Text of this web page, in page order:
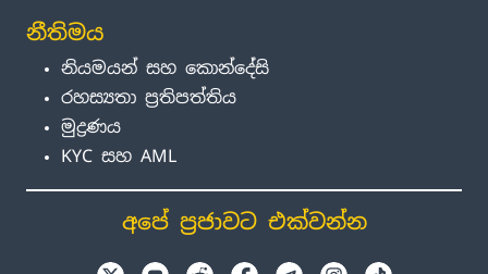
නීතිමය
නියමයන් සහ කොන්දේසි
රහස්‍යතා ප්‍රතිපත්තිය
මුද්‍රණය
KYC සහ AML
අපේ ප්‍රජාවට එක්වන්න